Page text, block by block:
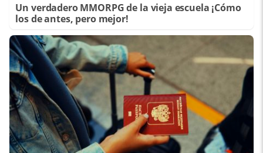
Un verdadero MMORPG de la vieja escuela ¡Cómo
los de antes, pero mejor!